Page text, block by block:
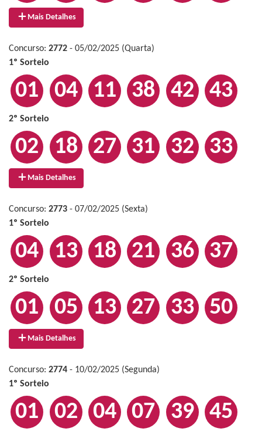
Mais Detalhes
Concurso: 2772 - 05/02/2025 (Quarta)
1º Sorteio
01 04 11 38 42 43
2º Sorteio
02 18 27 31 32 33
Mais Detalhes
Concurso: 2773 - 07/02/2025 (Sexta)
1º Sorteio
04 13 18 21 36 37
2º Sorteio
01 05 13 27 33 50
Mais Detalhes
Concurso: 2774 - 10/02/2025 (Segunda)
1º Sorteio
01 02 04 07 39 45